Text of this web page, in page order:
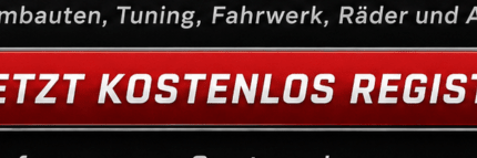
entstehende Wasserdampf keinen Druck zwischen
Bremsbelag wird somit auch bei Nässe stabil gehalten.
Empfohlen wird:
– ungelocht für den Alltagsfahrer ohne Sportliche